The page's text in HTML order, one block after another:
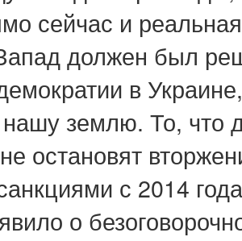
сейчас и
должен был
в
землю. То, что
остановят
с 2014
о